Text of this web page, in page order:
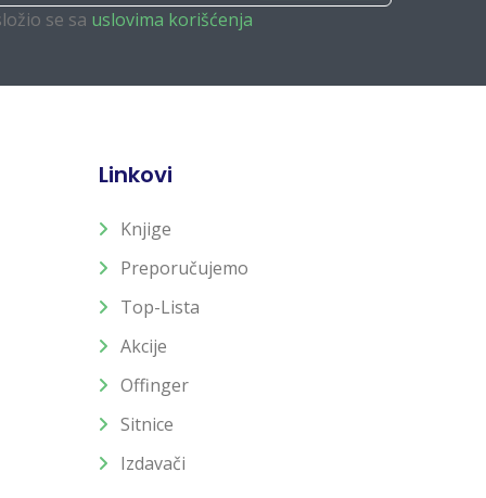
se sa uslovima korišćenja
Linkovi
Knjige
Preporučujemo
Top-Lista
Akcije
Offinger
Sitnice
Izdavači